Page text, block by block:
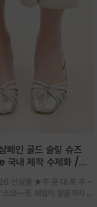
페인 골드 슬링 슈즈
내 제작 수제화 /은
슬링백 플랫슈
신상품 ★주.문.대.폭.주 -
요~~토 쉐입이 발끝까지 세